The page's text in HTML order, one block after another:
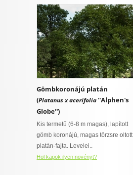
Gömbkoronájú platán
(Platanus x acerifolia''Alphen's
Globe'')
Kis termetű (6-8 m magas), lapított
gömb koronájú, magas törzsre oltott
platán-fajta. Levelei..
Hol kapok ilyen növényt?